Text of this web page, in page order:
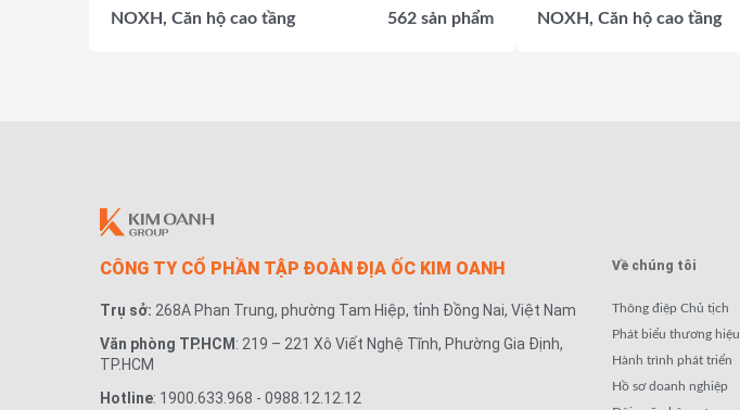
NOXH, Căn hộ cao tầng
562 sản phẩm
NOXH, Căn hộ cao tầng
CÔNG TY CỔ PHẦN TẬP ĐOÀN ĐỊA ỐC KIM OANH
Trụ sở: 268A Phan Trung, phường Tam Hiệp, tỉnh Đồng Nai, Việt Nam
Văn phòng TP.HCM: 219 – 221 Xô Viết Nghệ Tĩnh, Phường Gia Định,
TP.HCM
Hotline: 1900.633.968 - 0988.12.12.12
Về chúng tôi
Thông điệp Chủ tịch
Phát biểu thương hiệu
Hành trình phát triển
Hồ sơ doanh nghiệp